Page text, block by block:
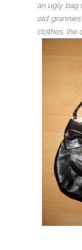
an ugly bag
old
clothes. (he